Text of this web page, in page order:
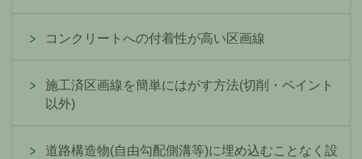
コンクリートへの付着性が高い区画線
施工済区画線を簡単にはがす方法(切削・ペイント
以外)
道路構造物(自由勾配側溝等)に埋め込むことなく設